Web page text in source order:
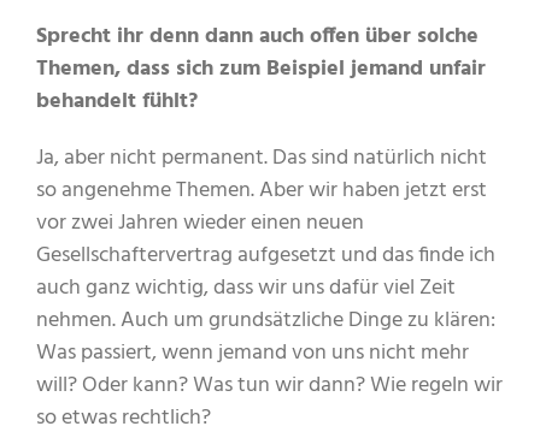
Sprecht ihr denn dann auch offen über solche
Themen, dass sich zum Beispiel jemand unfair
behandelt fühlt?
Ja, aber nicht permanent. Das sind natürlich nicht
so angenehme Themen. Aber wir haben jetzt erst
vor zwei Jahren wieder einen neuen
Gesellschaftervertrag aufgesetzt und das finde ich
auch ganz wichtig, dass wir uns dafür viel Zeit
nehmen. Auch um grundsätzliche Dinge zu klären:
Was passiert, wenn jemand von uns nicht mehr
will? Oder kann? Was tun wir dann? Wie regeln wir
so etwas rechtlich?